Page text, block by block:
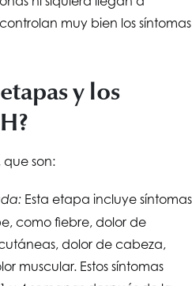
muy bien los síntomas
y los
son:
Esta etapa incluye síntomas
como fiebre, dolor de
dolor de cabeza,
muscular. Estos síntomas